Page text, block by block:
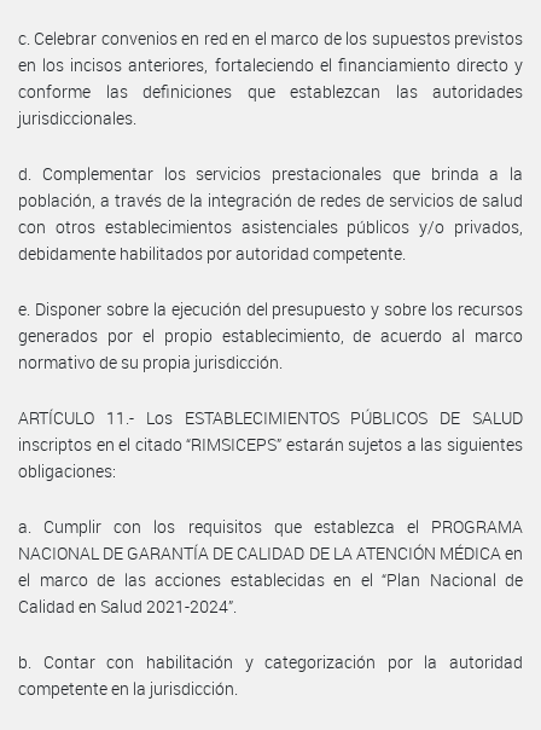
c. Celebrar convenios en red en el marco de los supuestos previstos
en los incisos anteriores, fortaleciendo el financiamiento directo y
conforme las definiciones que establezcan las autoridades
jurisdiccionales.
d. Complementar los servicios prestacionales que brinda a la
población, a través de la integración de redes de servicios de salud
con otros establecimientos asistenciales públicos y/o privados,
debidamente habilitados por autoridad competente.
e. Disponer sobre la ejecución del presupuesto y sobre los recursos
generados por el propio establecimiento, de acuerdo al marco
normativo de su propia jurisdicción.
ARTÍCULO 11.- Los ESTABLECIMIENTOS PÚBLICOS DE SALUD
inscriptos en el citado “RIMSICEPS” estarán sujetos a las siguientes
obligaciones:
a. Cumplir con los requisitos que establezca el PROGRAMA
NACIONAL DE GARANTÍA DE CALIDAD DE LA ATENCIÓN MÉDICA en
el marco de las acciones establecidas en el “Plan Nacional de
Calidad en Salud 2021-2024”.
b. Contar con habilitación y categorización por la autoridad
competente en la jurisdicción.